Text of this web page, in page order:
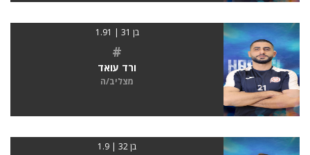
בן 31 | 1.91
#
ורד עואד
מצליב/ה
בן 32 | 1.9